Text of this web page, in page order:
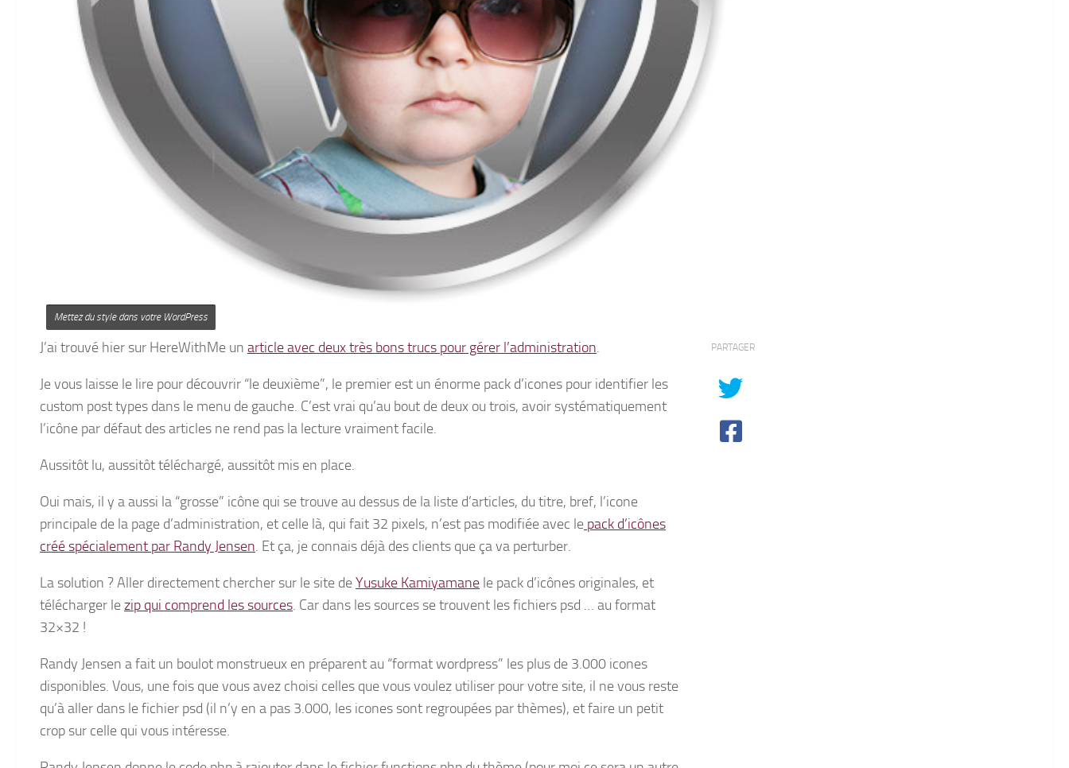
Mettez du style dans votre WordPress
J’ai trouvé hier sur HereWithMe un article avec deux très bons trucs pour gérer l’administration.
Je vous laisse le lire pour découvrir “le deuxième”, le premier est un énorme pack d’icones pour identifier les
custom post types dans le menu de gauche. C’est vrai qu’au bout de deux ou trois, avoir systématiquement
l’icône par défaut des articles ne rend pas la lecture vraiment facile.
Aussitôt lu, aussitôt téléchargé, aussitôt mis en place.
Oui mais, il y a aussi la “grosse” icône qui se trouve au dessus de la liste d’articles, du titre, bref, l’icone
principale de la page d’administration, et celle là, qui fait 32 pixels, n’est pas modifiée avec le pack d’icônes
créé spécialement par Randy Jensen. Et ça, je connais déjà des clients que ça va perturber.
La solution ? Aller directement chercher sur le site deYusuke Kamiyamane le pack d’icônes originales, et
télécharger lezip qui comprend les sources. Car dans les sources se trouvent les fichiers psd … au format
32×32 !
Randy Jensen a fait un boulot monstrueux en préparent au “format wordpress” les plus de 3.000 icones
disponibles. Vous, une fois que vous avez choisi celles que vous voulez utiliser pour votre site, il ne vous reste
qu’à aller dans le fichier psd (il n’y en a pas 3.000, les icones sont regroupées par thèmes), et faire un petit
crop sur celle qui vous intéresse.
PARTAGER